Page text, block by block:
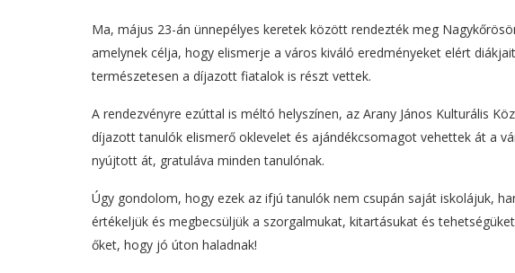
Ma, május 23-án ünnepélyes keretek között rendezték meg
amelynek célja, hogy elismerje a város kiváló eredményeket elért
természetesen a díjazott fiatalok is részt vettek.
A rendezvényre ezúttal is méltó helyszínen, az Arany János Kulturális
díjazott tanulók elismerő oklevelet és ajándékcsomagot vehettek át a
nyújtott át, gratuláva minden tanulónak.
Úgy gondolom, hogy ezek az ifjú tanulók nem csupán saját iskolájuk,
értékeljük és megbecsüljük a szorgalmukat, kitartásukat és
őket, hogy jó úton haladnak!